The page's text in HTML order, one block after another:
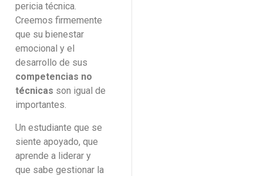
pericia técnica.
Creemos firmemente
que su bienestar
emocional y el
desarrollo de sus
competencias no
técnicas son igual de
importantes.
Un estudiante que se
siente apoyado, que
aprende a liderar y
que sabe gestionar la